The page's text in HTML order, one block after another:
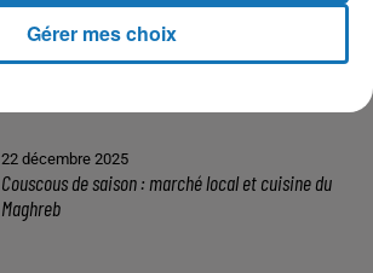
Une CAN bien lancée entre cérémonial,
confirmations et démonstrations
22 décembre 2025
Couscous de saison : marché local et cuisine du
Maghreb
Gérer mes choix